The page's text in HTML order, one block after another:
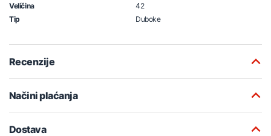
Veličina
42
Tip
Duboke
Recenzije
Načini plaćanja
Dostava